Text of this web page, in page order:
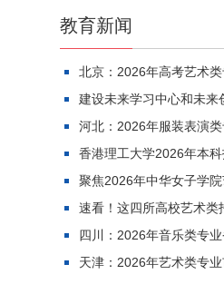
教育新闻
北京：2026年高考艺术
建设未来学习中心和未来
河北：2026年服装表演
香港理工大学2026年本
聚焦2026年中华女子学
速看！这四所高校艺术类
四川：2026年音乐类专
天津：2026年艺术类专